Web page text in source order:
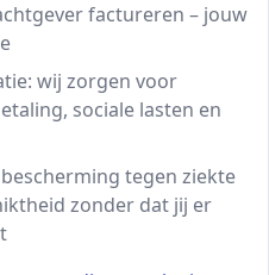
factureren – jouw
wij zorgen voor
sociale lasten en
tegen ziekte
zonder dat jij er